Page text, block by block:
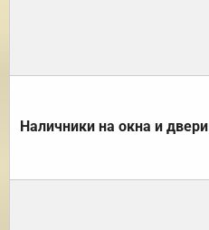
Наличники на окна и двери